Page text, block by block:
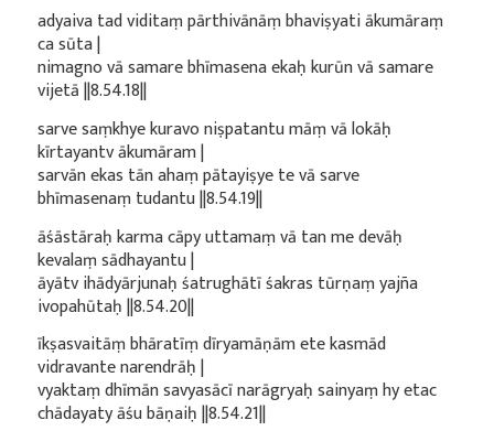
adyaiva tad viditaṃ pārthivānāṃ bhaviṣyati ākumāraṃ
ca sūta |
nimagno vā samare bhīmasena ekaḥ kurūn vā samare
vijetā ||8.54.18||
sarve saṃkhye kuravo niṣpatantu māṃ vā lokāḥ
kīrtayantv ākumāram |
sarvān ekas tān ahaṃ pātayiṣye te vā sarve
bhīmasenaṃ tudantu ||8.54.19||
āśāstāraḥ karma cāpy uttamaṃ vā tan me devāḥ
kevalaṃ sādhayantu |
āyātv ihādyārjunaḥ śatrughātī śakras tūrṇaṃ yajña
ivopahūtaḥ ||8.54.20||
īkṣasvaitāṃ bhāratīṃ dīryamāṇām ete kasmād
vidravante narendrāḥ |
vyaktaṃ dhīmān savyasācī narāgryaḥ sainyaṃ hy etac
chādayaty āśu bāṇaiḥ ||8.54.21||